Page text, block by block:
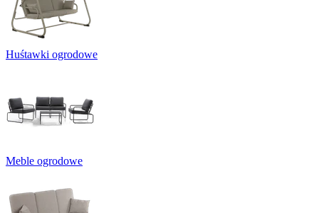
Huśtawki ogrodowe
Meble ogrodowe